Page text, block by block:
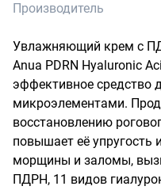
Производитель
Увлажняющий крем с
Anua PDRN Hyaluronic
эффективное средство
микроэлементами.
восстановлению
повышает её упругость
морщины и заломы,
ПДРН, 11 видов